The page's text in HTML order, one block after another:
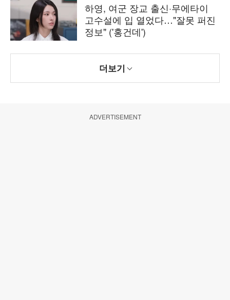
하영, 여군 장교 출신·무에타이
고수설에 입 열었다…"잘못 퍼진
정보" ('홍건데')
더보기
ADVERTISEMENT